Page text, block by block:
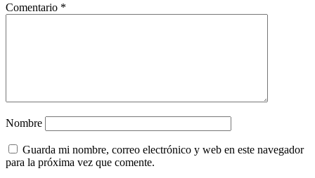
Comentario *
Nombre
Guarda mi nombre, correo electrónico y web en este navegador
para la próxima vez que comente.